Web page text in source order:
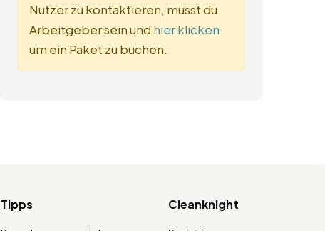
Nutzer zu kontaktieren, musst du
Arbeitgeber sein und hier klicken
um ein Paket zu buchen.
Tipps Cleanknight